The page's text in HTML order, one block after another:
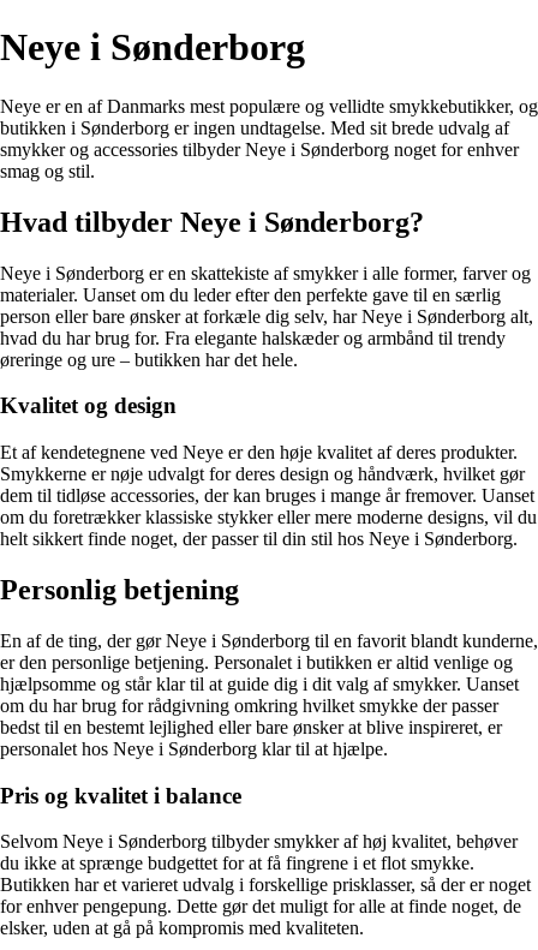
Neye i Sønderborg
Neye er en af Danmarks mest populære og vellidte smykkebutikker, og
butikken i Sønderborg er ingen undtagelse. Med sit brede udvalg af
smykker og accessories tilbyder Neye i Sønderborg noget for enhver
smag og stil.
Hvad tilbyder Neye i Sønderborg?
Neye i Sønderborg er en skattekiste af smykker i alle former, farver og
materialer. Uanset om du leder efter den perfekte gave til en særlig
person eller bare ønsker at forkæle dig selv, har Neye i Sønderborg alt,
hvad du har brug for. Fra elegante halskæder og armbånd til trendy
øreringe og ure – butikken har det hele.
Kvalitet og design
Et af kendetegnene ved Neye er den høje kvalitet af deres produkter.
Smykkerne er nøje udvalgt for deres design og håndværk, hvilket gør
dem til tidløse accessories, der kan bruges i mange år fremover. Uanset
om du foretrækker klassiske stykker eller mere moderne designs, vil du
helt sikkert finde noget, der passer til din stil hos Neye i Sønderborg.
Personlig betjening
En af de ting, der gør Neye i Sønderborg til en favorit blandt kunderne,
er den personlige betjening. Personalet i butikken er altid venlige og
hjælpsomme og står klar til at guide dig i dit valg af smykker. Uanset
om du har brug for rådgivning omkring hvilket smykke der passer
bedst til en bestemt lejlighed eller bare ønsker at blive inspireret, er
personalet hos Neye i Sønderborg klar til at hjælpe.
Pris og kvalitet i balance
Selvom Neye i Sønderborg tilbyder smykker af høj kvalitet, behøver
du ikke at sprænge budgettet for at få fingrene i et flot smykke.
Butikken har et varieret udvalg i forskellige prisklasser, så der er noget
for enhver pengepung. Dette gør det muligt for alle at finde noget, de
elsker, uden at gå på kompromis med kvaliteten.